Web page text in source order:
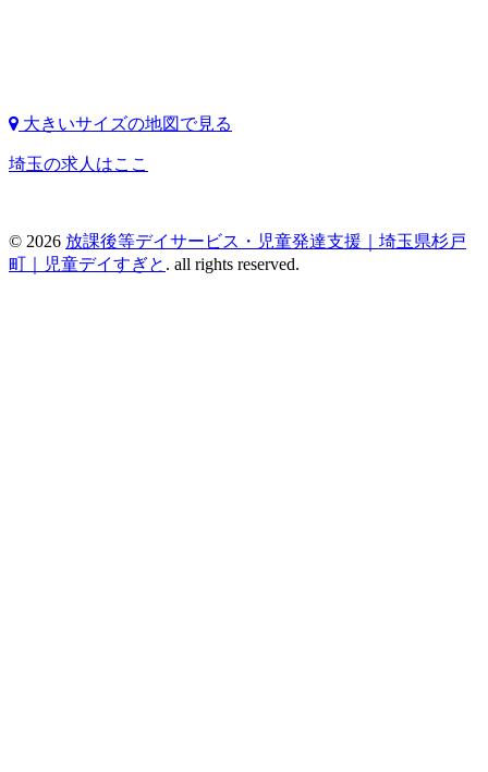
大きいサイズの地図で見る
埼玉の求人はここ
© 2026 放課後等デイサービス・児童発達支援｜埼玉県杉戸
町｜児童デイすぎと . all rights reserved.